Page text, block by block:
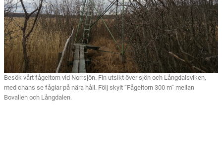
Besök vårt fågeltorn vid Norrsjön. Fin utsikt över sjön och Långdalsviken,
med chans se fåglar på nära håll. Följ skylt ”Fågeltorn 300 m” mellan
Bovallen och Långdalen.